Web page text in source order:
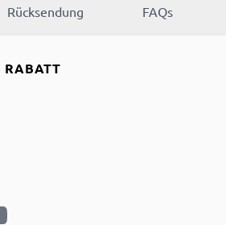
Rücksendung FAQs
RABATT